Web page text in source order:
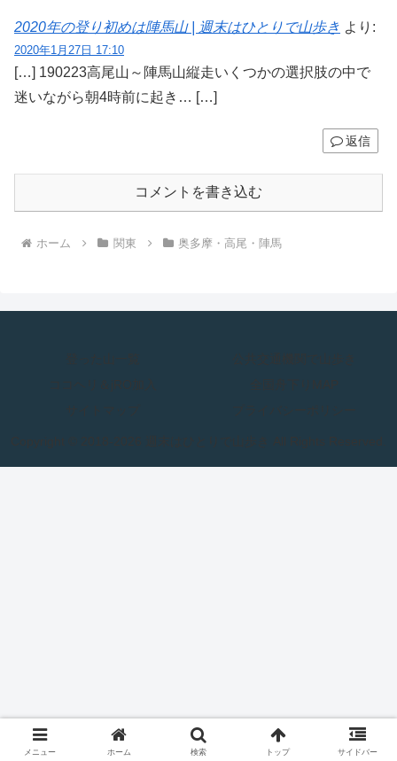
2020年の登り初めは陣馬山 | 週末はひとりで山歩き より:
2020年1月27日 17:10
[…] 190223高尾山～陣馬山縦走いくつかの選択肢の中で
迷いながら朝4時前に起き… […]
返信
コメントを書き込む
ホーム 関東 奥多摩・高尾・陣馬
メニュー ホーム 検索 トップ サイドバー